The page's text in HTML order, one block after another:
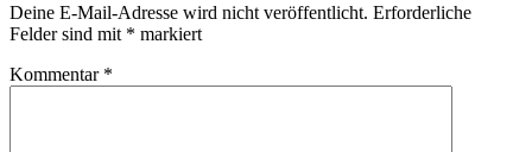
Deine E-Mail-Adresse wird nicht veröffentlicht. Erforderliche
Felder sind mit * markiert
Kommentar *